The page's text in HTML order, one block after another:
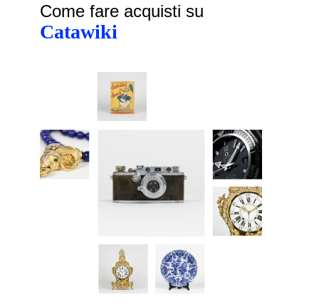
Come fare acquisti su
Catawiki